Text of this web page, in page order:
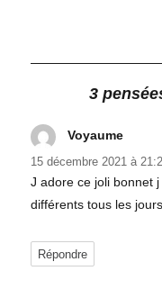
3
Voyaume
15 décembre 2021 à
J adore ce joli bonnet
différents tous les jours
Répondre